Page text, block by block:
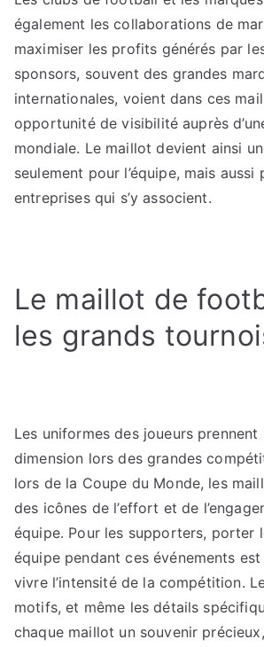
également les collaborations de
maximiser les profits générés par
sponsors, souvent des grandes
internationales, voient dans ces
opportunité de visibilité auprès
mondiale. Le maillot devient ainsi
seulement pour l’équipe, mais aussi
entreprises qui s’y associent.
Le maillot de
les grands
Les uniformes des joueurs
dimension lors des grandes
lors de la Coupe du Monde, les
des icônes de l’effort et de
équipe. Pour les supporters, porter
équipe pendant ces événements
vivre l’intensité de la compétition.
motifs, et même les détails
chaque maillot un souvenir